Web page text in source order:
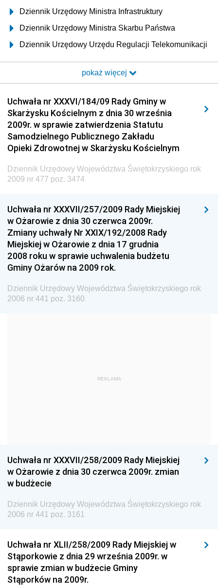
Dziennik Urzędowy Ministra Infrastruktury
Dziennik Urzędowy Ministra Skarbu Państwa
Dziennik Urzędowy Urzędu Regulacji Telekomunikacji
Dziennik Urzędowy Ministra Transportu i Budownictwa
Elektronicznej
Dziennik Urzędowy Ministra Spraw Wewnętrznych i
Administracji
Dziennik Urzędowy Ministra Transportu
Dziennik Urzędowy Ministra Budownictwa
Dziennik Urzędowy Ministra Nauki i Szkolnictwa
Dziennik Urzędowy Głównego Urzędu Miar
Dziennik Urzędowy Ministra Rolnictwa i Rozwoju Wsi
Dziennik Urzędowy Ministra Edukacji Narodowej i
Sportu
Dziennik Urzędowy Ministra Edukacji i Nauki
Dziennik Urzędowy Ministra Edukacji Narodowej
Dziennik Urzędowy Ministra Gospodarki Morskiej
Dziennik Urzędowy Ministra Kultury i Dziedzictwa
Dziennik Urzędowy Ministra Pracy i Polityki
Społecznej
Dziennik Urzędowy Urzędu Lotnictwa Cywilnego
Dziennik Urzędowy Ministerstwa Hutnictwa i
Przemysłu Maszynowego
Dziennik Urzędowy Ministerstwa Zdrowia i Opieki
Społecznej
pokaż więcej
Uchwała nr XXXVI/184/09 Rady Gminy w
Skarżysku Kościelnym z dnia 30 września
2009r. w sprawie zatwierdzenia Statutu
Samodzielnego Publicznego Zakładu
Opieki Zdrowotnej w Skarżysku Kościelnym
Dziennik Urzędowy Województwa Świętokrzyskiego rok
2009 nr 477 poz. 3474
Uchwała nr XXXVII/257/2009 Rady Miejskiej
w Ożarowie z dnia 30 czerwca 2009r.
Zmiany uchwały Nr XXIX/192/2008 Rady
Miejskiej w Ożarowie z dnia 17 grudnia
2008 roku w sprawie uchwalenia budżetu
Gminy Ożarów na 2009 rok.
Dziennik Urzędowy Województwa Świętokrzyskiego rok
2006 nr 441 poz. 3160
REKLAMA
Uchwała nr XXXVII/258/2009 Rady Miejskiej
w Ożarowie z dnia 30 czerwca 2009r. zmian
w budżecie
Dziennik Urzędowy Województwa Świętokrzyskiego rok
2006 nr 441 poz. 3161
Uchwała nr XLII/258/2009 Rady Miejskiej w
Stąporkowie z dnia 29 września 2009r. w
sprawie zmian w budżecie Gminy
Stąporków na 2009r.